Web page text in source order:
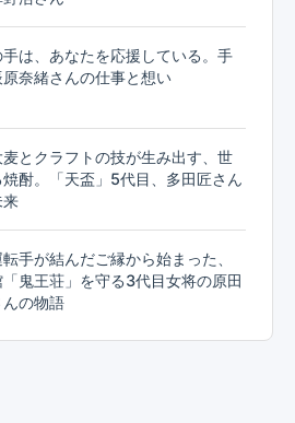
は、あなたを応援している。手
奈緒さんの仕事と想い
とクラフトの技が生み出す、世
酎。「天盃」5代目、多田匠さん
来
手が結んだご縁から始まった、
鬼王荘」を守る3代目女将の原田
の物語